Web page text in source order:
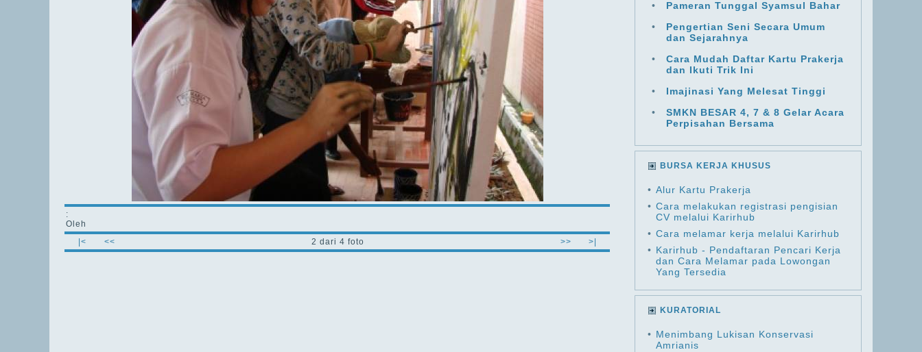
:
Oleh
|<
<< 2 dari 4 foto >> >|
•
Pameran Tunggal Syamsul Bahar
•
Pengertian Seni Secara Umum
dan Sejarahnya
•
Cara Mudah Daftar Kartu Prakerja
dan Ikuti Trik Ini
•
Imajinasi Yang Melesat Tinggi
•
SMKN BESAR 4, 7 & 8 Gelar Acara
Perpisahan Bersama
BURSA KERJA KHUSUS
• Alur Kartu Prakerja
• Cara melakukan registrasi pengisian
CV melalui Karirhub
• Cara melamar kerja melalui Karirhub
• Karirhub - Pendaftaran Pencari Kerja
dan Cara Melamar pada Lowongan
Yang Tersedia
KURATORIAL
• Menimbang Lukisan Konservasi
Amrianis